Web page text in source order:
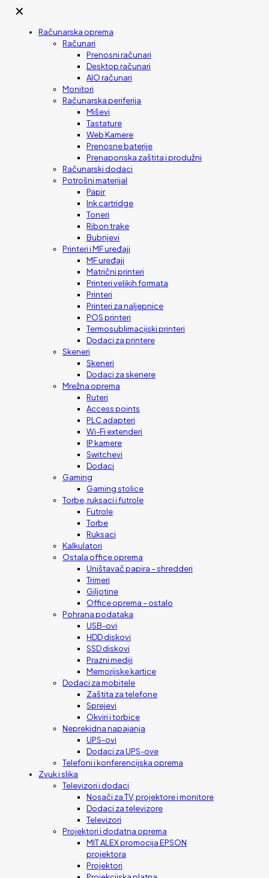
✕
Računarska oprema
Računari
Prenosni računari
Desktop računari
AIO računari
Monitori
Računarska periferija
Miševi
Tastature
Web Kamere
Prenosne baterije
Prenaponska zaštita i produžni
Računarski dodaci
Potrošni materijal
Papir
Ink cartridge
Toneri
Ribon trake
Bubnjevi
Printeri i MF uređaji
MF uređaji
Matrični printeri
Printeri velikih formata
Printeri
Printeri za naljepnice
POS printeri
Termosublimacijski printeri
Dodaci za printere
Skeneri
Skeneri
Dodaci za skenere
Mrežna oprema
Ruteri
Access points
PLC adapteri
Wi-Fi extenderi
IP kamere
Switchevi
Dodaci
Gaming
Gaming stolice
Torbe, ruksaci i futrole
Futrole
Torbe
Ruksaci
Kalkulatori
Ostala office oprema
Uništavač papira – shredderi
Trimeri
Giljotine
Office oprema – ostalo
Pohrana podataka
USB-ovi
HDD diskovi
SSD diskovi
Prazni mediji
Memorijske kartice
Dodaci za mobitele
Zaštita za telefone
Sprejevi
Okviri i torbice
Neprekidna napajanja
UPS-ovi
Dodaci za UPS-ove
Telefoni i konferencijska oprema
Zvuk i slika
Televizori i dodaci
Nosači za TV, projektore i monitore
Dodaci za televizore
Televizori
Projektori i dodatna oprema
MIT ALEX promocija EPSON
projektora
Projektori